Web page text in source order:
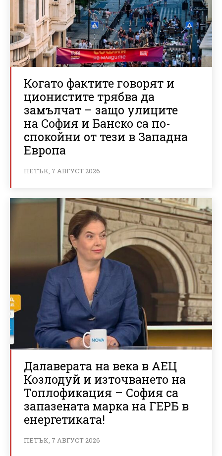
Когато фактите говорят и
ционистите трябва да
замълчат – защо улиците
на София и Банско са по-
спокойни от тези в Западна
Европа
ПЕТЪК, 7 АВГУСТ 2026
Далаверата на века в АЕЦ
Козлодуй и източването на
Топлофикация – София са
запазената марка на ГЕРБ в
енергетиката!
ПЕТЪК, 7 АВГУСТ 2026